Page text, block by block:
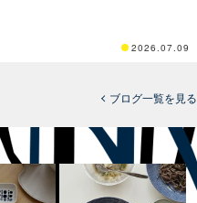
2026.07.09
ブログ一覧を見る